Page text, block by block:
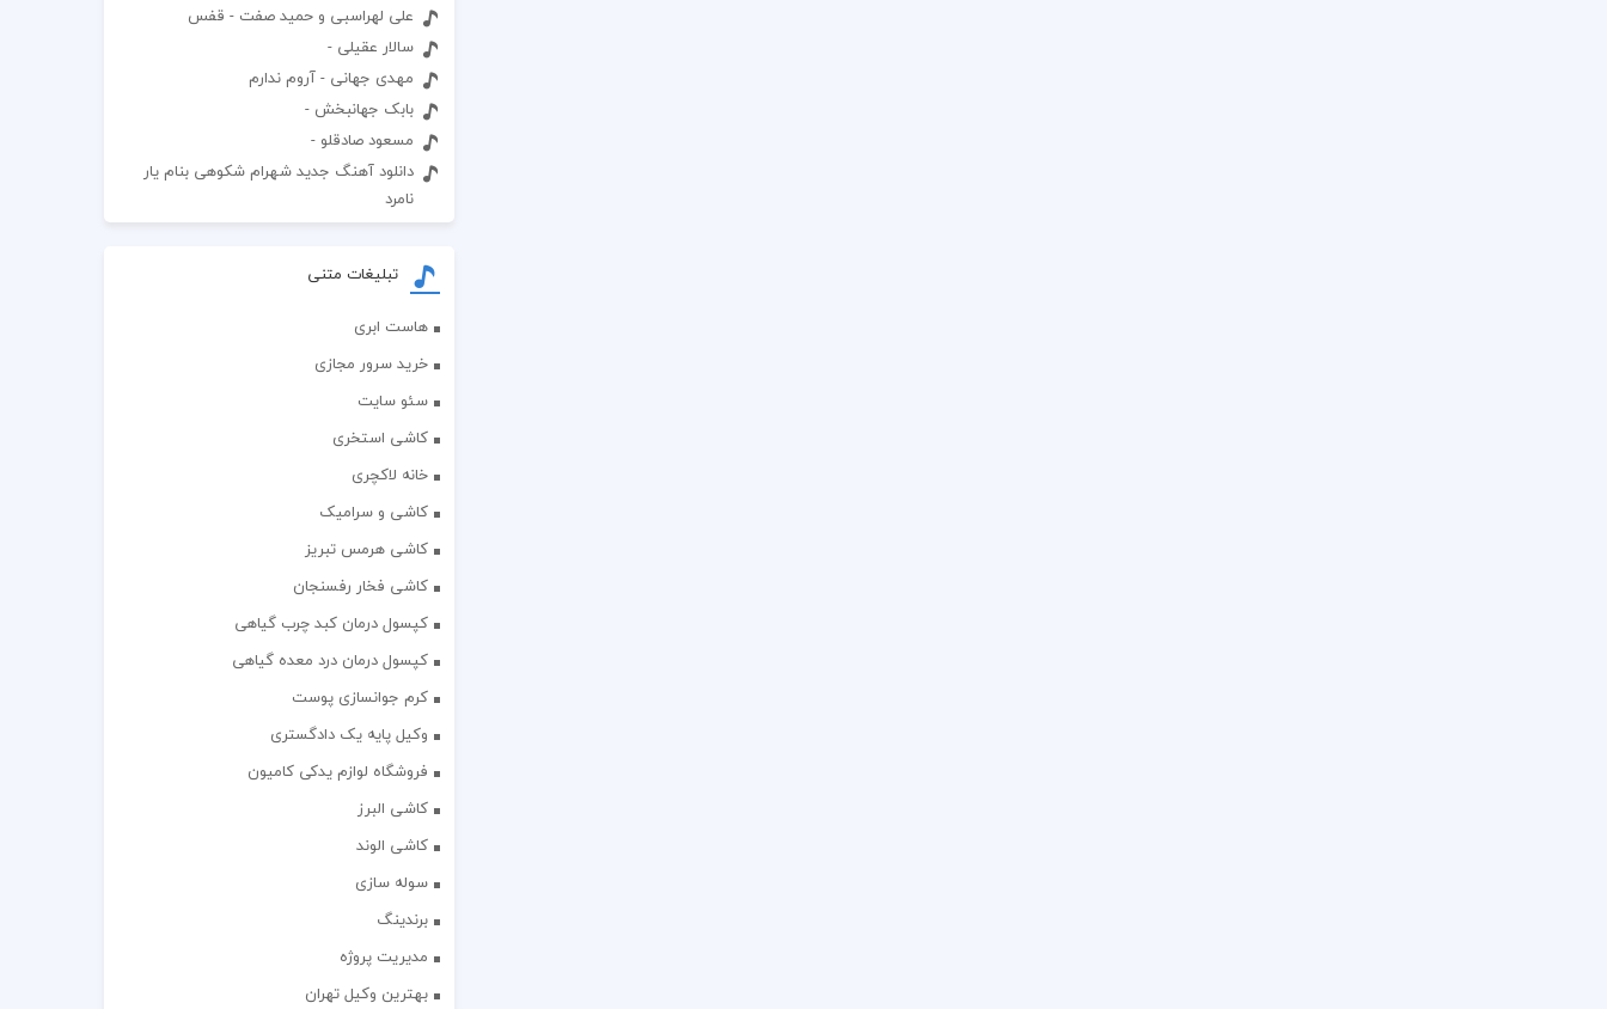
علی لهراسبی و حمید صفت - قفس
سالار عقیلی -
مهدی جهانی - آروم ندارم
بابک جهانبخش -
مسعود صادقلو -
دانلود آهنگ جدید شهرام شکوهی بنام یار
نامرد
تبلیغات متنی
هاست ابری
خرید سرور مجازی
سئو سایت
کاشی استخری
خانه لاکچری
کاشی و سرامیک
کاشی هرمس تبریز
کاشی فخار رفسنجان
کپسول درمان کبد چرب گیاهی
کپسول درمان درد معده گیاهی
کرم جوانسازی پوست
وکیل پایه یک دادگستری
فروشگاه لوازم یدکی کامیون
کاشی البرز
کاشی الوند
سوله سازی
برندینگ
مدیریت پروژه
بهترین وکیل تهران